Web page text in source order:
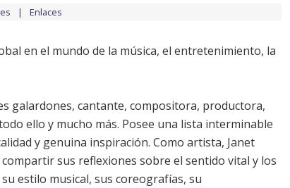
Enlaces
en el mundo de la música, el entretenimiento, la
galardones, cantante, compositora, productora,
ello y mucho más. Posee una lista interminable
y genuina inspiración. Como artista, Janet
sus reflexiones sobre el sentido vital y los
estilo musical, sus coreografías, su